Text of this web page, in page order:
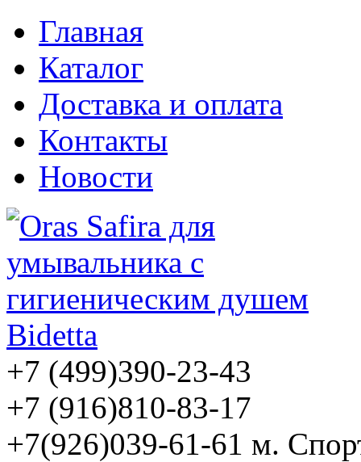
Главная
Каталог
Доставка и оплата
Контакты
Новости
+7 (499)390-23-43
+7 (916)810-83-17
+7(926)039-61-61 м.